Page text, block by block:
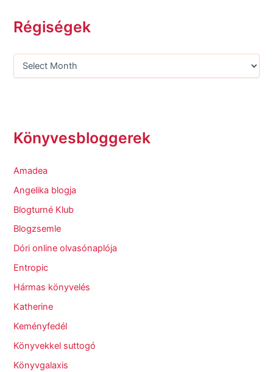
Régiségek
Könyvesbloggerek
Amadea
Angelika blogja
Blogturné Klub
Blogzsemle
Dóri online olvasónaplója
Entropic
Hármas könyvelés
Katherine
Keményfedél
Könyvekkel suttogó
Könyvgalaxis